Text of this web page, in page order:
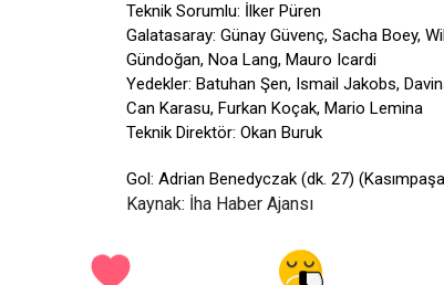
Teknik Sorumlu: İlker Püren
Galatasaray: Günay Güvenç, Sacha Boey,
Gündoğan, Noa Lang, Mauro Icardi
Yedekler: Batuhan Şen, Ismail Jakobs,
Can Karasu, Furkan Koçak, Mario Lemina
Teknik Direktör: Okan Buruk
Gol: Adrian Benedyczak (dk. 27)
Kaynak: İha Haber Ajansı